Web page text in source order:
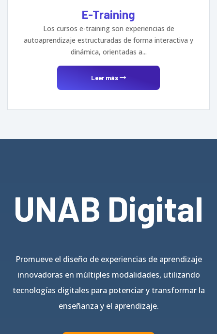
E-Training
Los cursos e-training son experiencias de
autoaprendizaje estructuradas de forma interactiva y
dinámica, orientadas a...
Leer más
UNAB Digital
Promueve el diseño de experiencias de aprendizaje
innovadoras en múltiples modalidades, utilizando
tecnologías digitales para potenciar y transformar la
enseñanza y el aprendizaje.